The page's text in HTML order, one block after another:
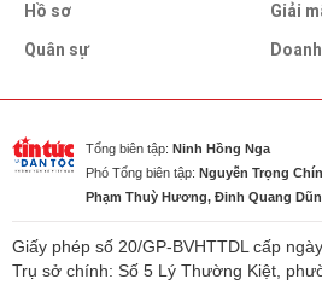
Hồ sơ
Quân sự
Giải
Tổng biên tập: Ninh Hồng Nga
Phó Tổng biên tập: Nguyễn Trọng
Phạm Thuỳ Hương, Đinh Quang
Giấy phép số 20/GP-BVHTTDL cấp
Trụ sở chính: Số 5 Lý Thường Kiệt,